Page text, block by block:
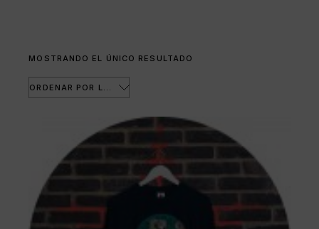
MOSTRANDO EL ÚNICO RESULTADO